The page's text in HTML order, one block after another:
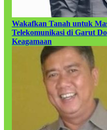
Wakafkan Tanah untuk
Telekomunikasi di Garut
Keagamaan